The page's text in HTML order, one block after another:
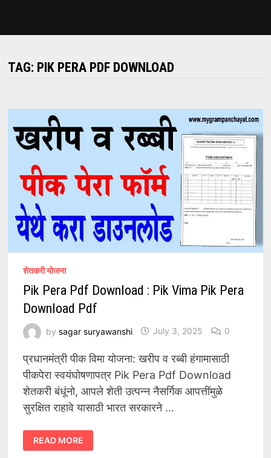
TAG: PIK PERA PDF DOWNLOAD
शेतकरी योजना
Pik Pera Pdf Download : Pik Vima Pik Pera
Download Pdf
by sagar suryawanshi July 3, 2025 0
प्रधानमंत्री पीक विमा योजना: खरीप व रब्बी हंगामासाठी
पीकपेरा स्वयंघोषणापत्र Pik Pera Pdf Download
शेतकरी बंधूंनो, आपले शेती उत्पन्न नैसर्गिक आपत्तींमुळे
सुरक्षित राहावे यासाठी भारत सरकारने …
PIK
PERA
PDF
READ MORE